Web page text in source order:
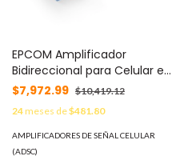
EPCOM Amplificador
Bidireccional para Celular en
1900 MHz, para Interior, 1850-
1990 Mhz, Ganancia 70 dBi,
con Conectores N Hembra.
Incluye Adaptador 110-220
Vca /9 Vcc, Voltaje 9 Vcc, 2A.
$7,972.99 $10,419.12
24meses de$481.80
AMPLIFICADORES DE SEÑAL CELULAR
(ADSC)